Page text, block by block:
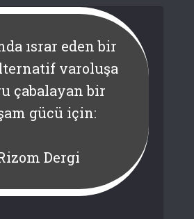
ısrar eden bir
varoluşa
çabalayan bir
gücü için:
Dergi